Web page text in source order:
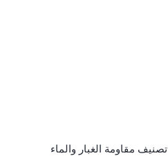
تصنيف مقاومة الغبار والماء